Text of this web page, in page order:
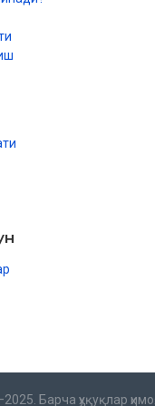
бор эмиш
Барча ҳуқуқлар